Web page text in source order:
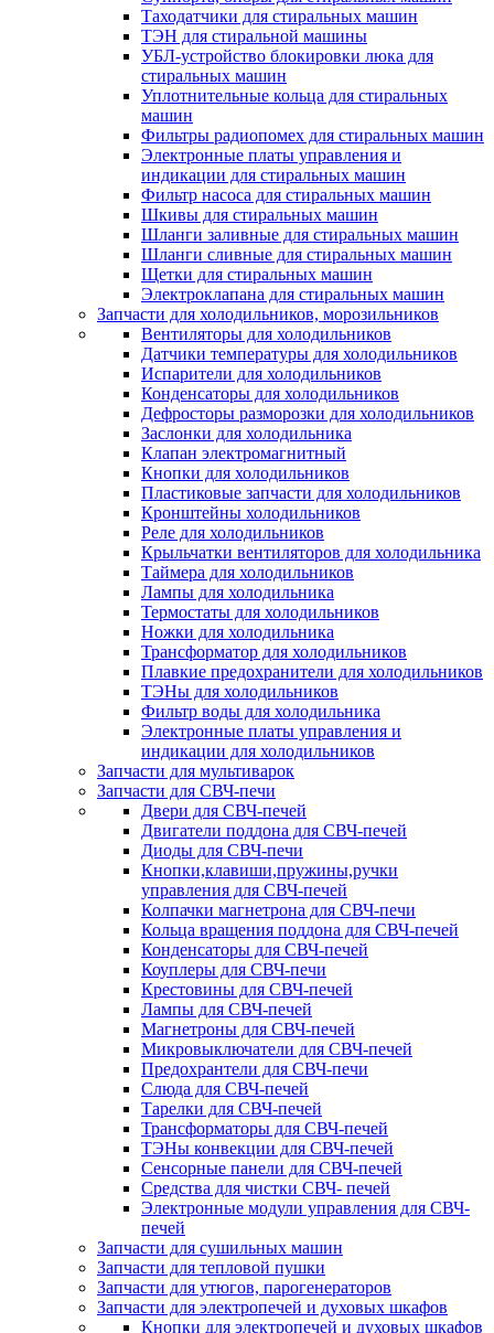
Таходатчики для стиральных машин
ТЭН для стиральной машины
УБЛ-устройство блокировки люка для
стиральных машин
Уплотнительные кольца для стиральных
машин
Фильтры радиопомех для стиральных машин
Электронные платы управления и
индикации для стиральных машин
Фильтр насоса для стиральных машин
Шкивы для стиральных машин
Шланги заливные для стиральных машин
Шланги сливные для стиральных машин
Щетки для стиральных машин
Электроклапана для стиральных машин
Запчасти для холодильников, морозильников
Вентиляторы для холодильников
Датчики температуры для холодильников
Испарители для холодильников
Конденсаторы для холодильников
Дефросторы разморозки для холодильников
Заслонки для холодильника
Клапан электромагнитный
Кнопки для холодильников
Пластиковые запчасти для холодильников
Кронштейны холодильников
Реле для холодильников
Крыльчатки вентиляторов для холодильника
Таймера для холодильников
Лампы для холодильника
Термостаты для холодильников
Ножки для холодильника
Трансформатор для холодильников
Плавкие предохранители для холодильников
ТЭНы для холодильников
Фильтр воды для холодильника
Электронные платы управления и
индикации для холодильников
Запчасти для мультиварок
Запчасти для СВЧ-печи
Двери для СВЧ-печей
Двигатели поддона для СВЧ-печей
Диоды для СВЧ-печи
Кнопки,клавиши,пружины,ручки
управления для СВЧ-печей
Колпачки магнетрона для СВЧ-печи
Кольца вращения поддона для СВЧ-печей
Конденсаторы для СВЧ-печей
Коуплеры для СВЧ-печи
Крестовины для СВЧ-печей
Лампы для СВЧ-печей
Магнетроны для СВЧ-печей
Микровыключатели для СВЧ-печей
Предохрантели для СВЧ-печи
Слюда для СВЧ-печей
Тарелки для СВЧ-печей
Трансформаторы для СВЧ-печей
ТЭНы конвекции для СВЧ-печей
Сенсорные панели для СВЧ-печей
Средства для чистки СВЧ- печей
Электронные модули управления для СВЧ-
печей
Запчасти для сушильных машин
Запчасти для тепловой пушки
Запчасти для утюгов, парогенераторов
Запчасти для электропечей и духовых шкафов
Кнопки для электропечей и духовых шкафов